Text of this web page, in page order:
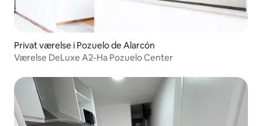
Privat værelse i Pozuelo de Alarcón
Værelse DeLuxe A2-Ha Pozuelo Center